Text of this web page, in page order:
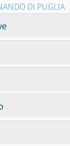
DI PUGLIA